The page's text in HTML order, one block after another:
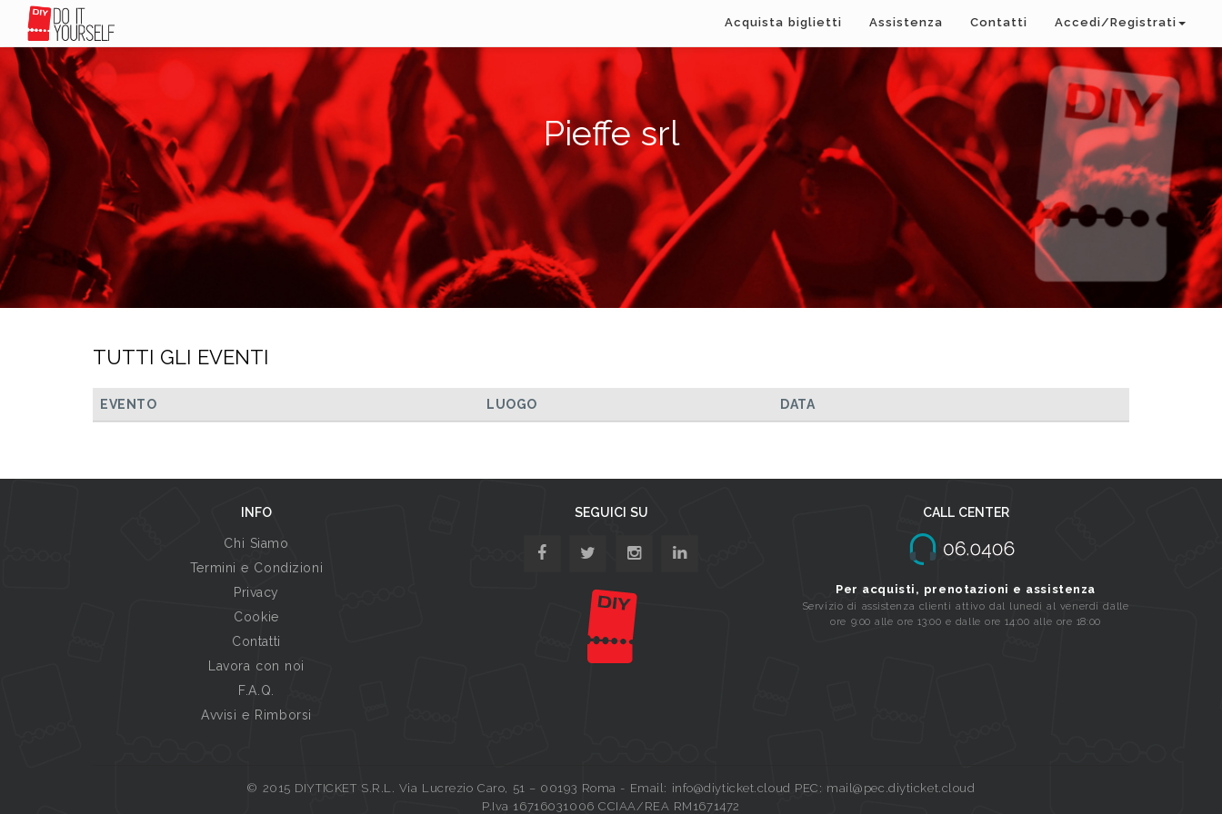
Acquista biglietti Assistenza Contatti Accedi/Registrati
Pieffe srl
TUTTI GLI EVENTI
EVENTO LUOGO DATA
INFO
Chi Siamo
Termini e Condizioni
Privacy
Cookie
Contatti
Lavora con noi
F.A.Q.
Avvisi e Rimborsi
SEGUICI SU CALL CENTER
Per acquisti, prenotazioni e assistenza
Servizio di assistenza clienti attivo dal lunedi al venerdi dalle
ore 9:00 alle ore 13:00 e dalle ore 14:00 alle ore 18:00
© 2015 DIYTICKET S.R.L. Via Lucrezio Caro, 51 – 00193 Roma - Email: info@diyticket.cloud PEC: mail@pec.diyticket.cloud
P.Iva 16716031006 CCIAA/REA RM1671472